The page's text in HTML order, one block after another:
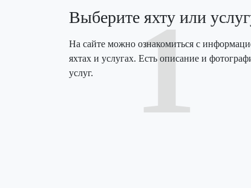
1
Выберите яхту или
На сайте можно ознакомиться с
яхтах и услугах. Есть описание и
услуг.